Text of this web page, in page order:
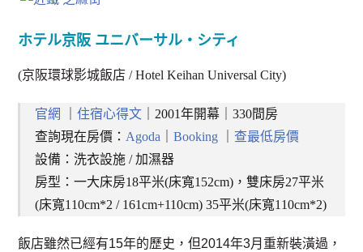
ホテル京阪 ユニバーサル・シティ
(京阪環球影城飯店 / Hotel Keihan Universal City)
官網 ｜住宿心得文 ｜2001年開幕｜330間房
查詢現在房價： Agoda ｜Booking
查最低房價
設備：洗衣設施 / 加濕器
房型：一大床房18平米(床寬152cm)，雙床房27平米
(床寬110cm*2 / 161cm+110cm) 35平米(床寬110cm*2)
飯店雖然已經有15年的歷史，但2014年3月重新裝潢過，